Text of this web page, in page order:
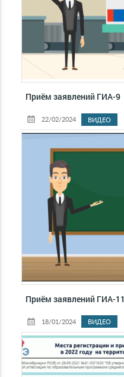
Приём заявлений ГИА-9
22/02/2024 ВИДЕО
Приём заявлений ГИА-11
18/01/2024 ВИДЕО